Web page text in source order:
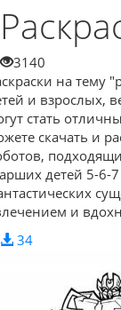
3140
на тему
и взрослых,
стать
скачать и
детей 5-6-
и
34